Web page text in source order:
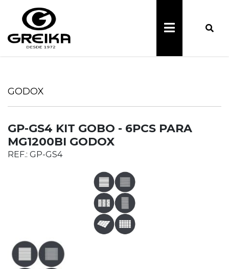
GODOX
GP-GS4 KIT GOBO - 6PCS PARA
MG1200BI GODOX
REF.: GP-GS4